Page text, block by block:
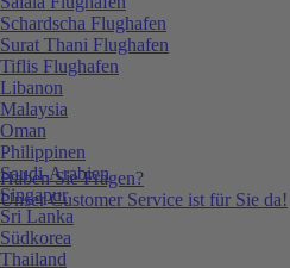
Haben Sie Fragen?
Unser Customer Service ist für Sie da!
Schardscha Flughafen
Surat Thani Flughafen
Tiflis Flughafen
Libanon
Malaysia
Oman
Philippinen
Saudi-Arabien
Singapur
Sri Lanka
Südkorea
Thailand